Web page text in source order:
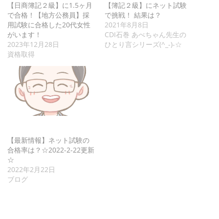
【日商簿記２級】に1.5ヶ月
で合格！【地方公務員】採
用試験に合格した20代女性
がいます！
2023年12月28日
資格取得
【簿記２級】にネット試験
で挑戦！ 結果は？
2021年8月8日
CDI石巻 あべちゃん先生の
ひとり言シリーズ(^_-)-☆
【最新情報】ネット試験の
合格率は？☆2022-2-22更新
☆
2022年2月22日
ブログ